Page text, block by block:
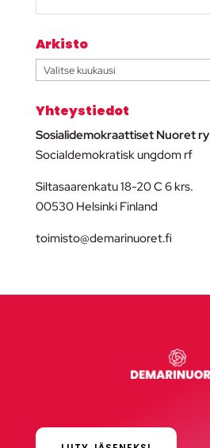
Arkisto
Arkisto
Yhteystiedot
Sosialidemokraattiset Nuoret ry
Socialdemokratisk ungdom rf
Siltasaarenkatu 18-20 C 6 krs.
00530 Helsinki Finland
toimisto@demarinuoret.fi